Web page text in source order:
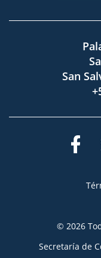
San
© 2026
Secretaría de